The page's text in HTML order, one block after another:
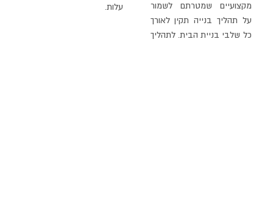
מקצועיים שמטרתם לשמור
על תהליך בנייה תקין לאורך
כל שלבי בניית הבית. לתהליך
עלות.